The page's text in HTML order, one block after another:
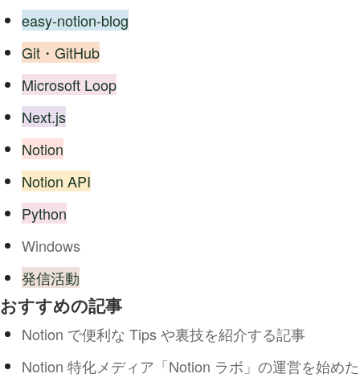
easy-notion-blog
Git・GitHub
Microsoft Loop
Next.js
Notion
Notion API
Python
Windows
発信活動
おすすめの記事
Notion で便利な Tips や裏技を紹介する記事
Notion 特化メディア「Notion ラボ」の運営を始めた